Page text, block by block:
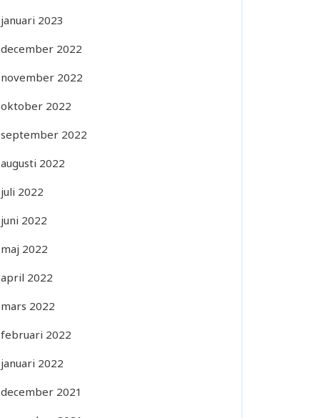
januari 2023
december 2022
november 2022
oktober 2022
september 2022
augusti 2022
juli 2022
juni 2022
maj 2022
april 2022
mars 2022
februari 2022
januari 2022
december 2021